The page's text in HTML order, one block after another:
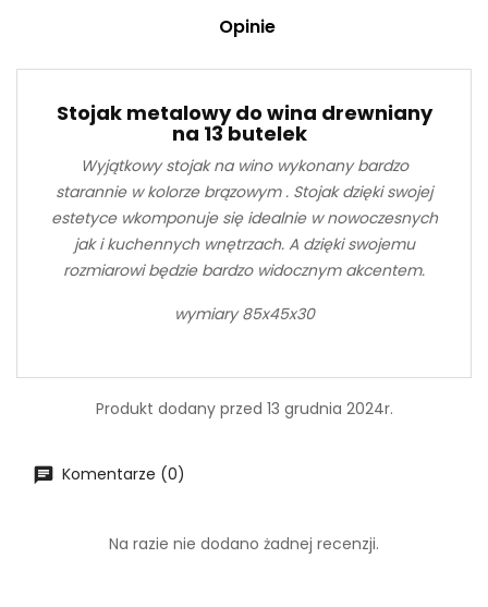
Opinie
Stojak metalowy do wina drewniany
na 13 butelek
Wyjątkowy stojak na wino wykonany bardzo
starannie w kolorze brązowym . Stojak dzięki swojej
estetyce wkomponuje się idealnie w nowoczesnych
jak i kuchennych wnętrzach. A dzięki swojemu
rozmiarowi będzie bardzo widocznym akcentem.
wymiary 85x45x30
Produkt dodany przed 13 grudnia 2024r.
Komentarze (0)
Na razie nie dodano żadnej recenzji.